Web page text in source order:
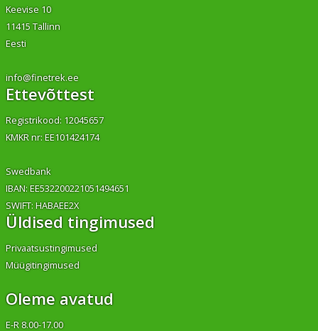
Keevise 10
11415 Tallinn
Eesti
info@finetrek.ee
Ettevõttest
Registrikood: 12045657
KMKR nr: EE101424174
Swedbank
IBAN: EE532200221051494651
SWIFT: HABAEE2X
Üldised tingimused
Privaatsustingimused
Müügitingimused
Oleme avatud
E-R 8.00-17.00